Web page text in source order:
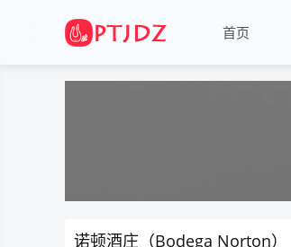
首页
诺顿酒庄（Bodega Norton）